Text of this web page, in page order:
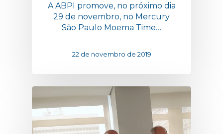
A ABPI promove, no próximo dia
29 de novembro, no Mercury
São Paulo Moema Time…
22 de novembro de 2019